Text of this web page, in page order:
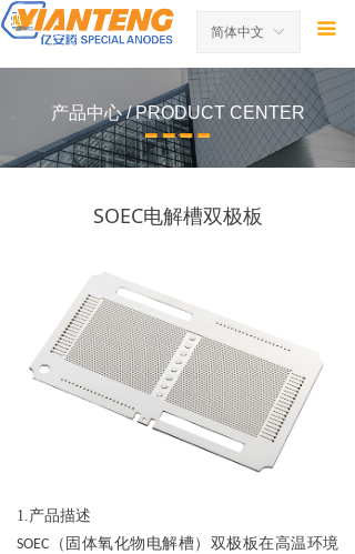
끀
首页
关于我们
产品中心
服务领域
ꀅ
简体中文
1.产品描述
SOEC （固体氧化物电解槽）双极板在高温环境
产品中心 /PRODUCT CENTER
SOEC电解槽双极板